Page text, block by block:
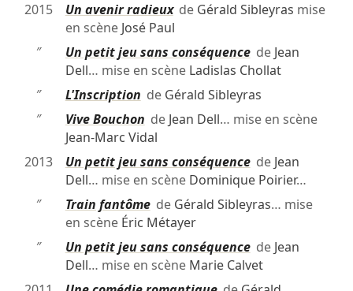
2015
Un avenir radieuxde Gérald Sibleyras mise
en scène José Paul
″
Un petit jeu sans conséquencede Jean
Dell… mise en scène Ladislas Chollat
″
L'Inscription de Gérald Sibleyras
″
Vive Bouchon de Jean Dell… mise en scène
Jean-Marc Vidal
2013
Un petit jeu sans conséquencede Jean
Dell… mise en scène Dominique Poirier…
″
Train fantômede Gérald Sibleyras… mise
en scène Éric Métayer
″
Un petit jeu sans conséquencede Jean
Dell… mise en scène Marie Calvet